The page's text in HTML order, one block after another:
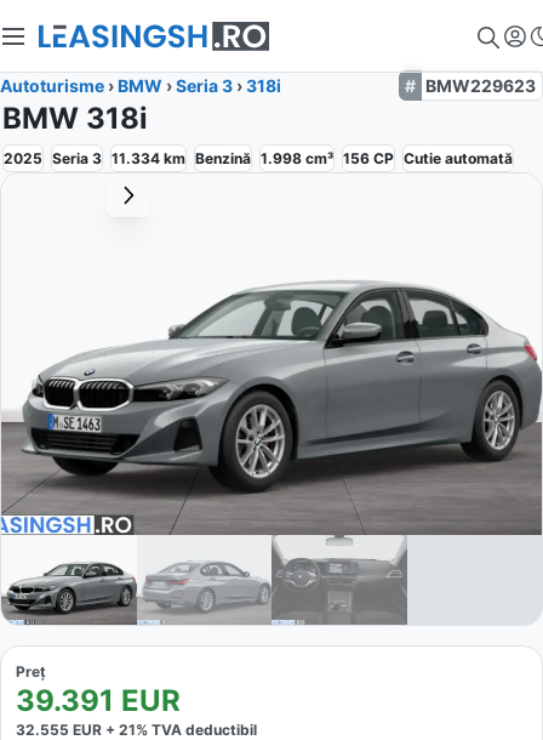
Autoturisme ›BMW ›Seria 3 ›318i BMW229623
BMW 318i
2025 Seria 3 11.334 km Benzină 1.998 cm³ 156 CP Cutie automată
Preț
39.391 EUR
32.555 EUR + 21% TVA deductibil